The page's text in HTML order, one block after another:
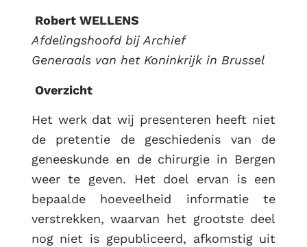
RUG
Robert WELLENS
Afdelingshoofd bij Archief
Generaals van het Koninkrijk in Brussel
Overzicht
Het werk dat wij presenteren heeft niet
de pretentie de geschiedenis van de
geneeskunde en de chirurgie in Bergen
weer te geven. Het doel ervan is een
bepaalde hoeveelheid informatie te
verstrekken, waarvan het grootste deel
nog niet is gepubliceerd, afkomstig uit